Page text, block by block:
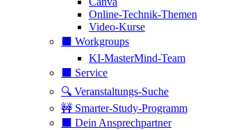
Online-Technik-Themen
Video-Kurse
⬛️ Workgroups
KI-MasterMind-Team
⬛️ Service
🔍 Veranstaltungs-Suche
🚧 Smarter-Study-Programm
⬛️ Dein Ansprechpartner